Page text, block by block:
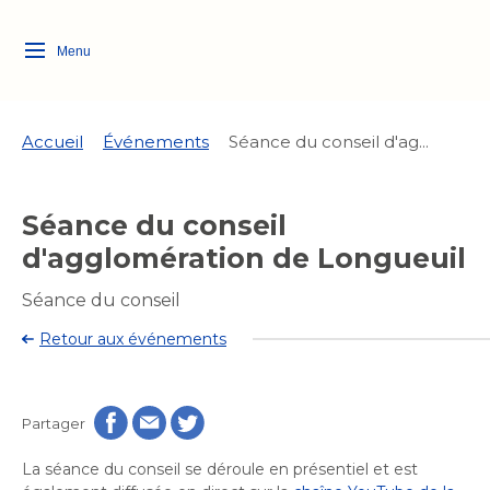
Menu
Ville
lien
l'accueil
Ma ville, ma propriété
Aménagement et urbanisme
Aménagement et urbanisme
Rôle d'évaluation
Loisirs et culture
Arts et culture
Bibliothèques
Développement social
Développement social
Services de proximité
Déneigement
Déneigement
Eau
Eau
Transition socioécologique
et mobilité
Quoi faire à Longueuil
Activités artistiques et
culturelles
Accueil Événements Séance du conseil d'ag...
Séance du conseil
d'agglomération de Longueuil
Séance du conseil
Retour aux événements
Partager
La séance du conseil se déroule en présentiel et est